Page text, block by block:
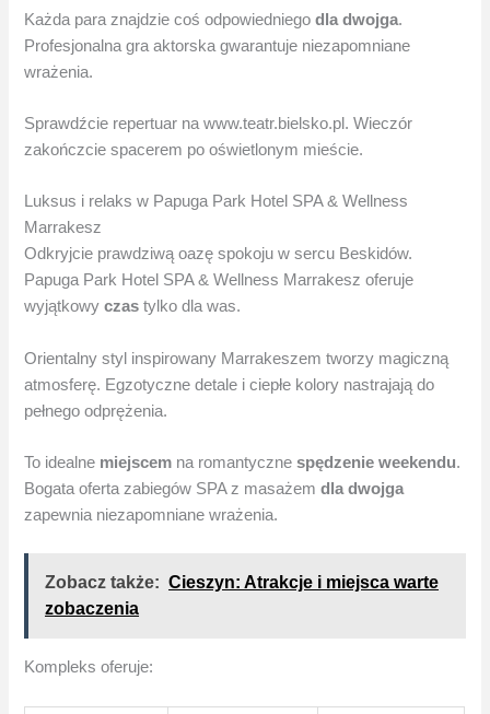
Każda para znajdzie coś odpowiedniegodla dwojga.
Profesjonalna gra aktorska gwarantuje niezapomniane
wrażenia.
Sprawdźcie repertuar na www.teatr.bielsko.pl. Wieczór
zakończcie spacerem po oświetlonym mieście.
Luksus i relaks w Papuga Park Hotel SPA & Wellness
Marrakesz
Odkryjcie prawdziwą oazę spokoju w sercu Beskidów.
Papuga Park Hotel SPA & Wellness Marrakesz oferuje
wyjątkowyczas tylko dla was.
Orientalny styl inspirowany Marrakeszem tworzy magiczną
atmosferę. Egzotyczne detale i ciepłe kolory nastrajają do
pełnego odprężenia.
To idealne miejscem na romantycznespędzenie weekendu.
Bogata oferta zabiegów SPA z masażemdla dwojga
zapewnia niezapomniane wrażenia.
Zobacz także: Cieszyn: Atrakcje i miejsca warte
zobaczenia
Kompleks oferuje: